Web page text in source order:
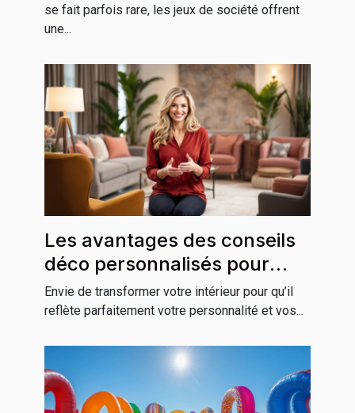
se fait parfois rare, les jeux de société offrent
une...
Les avantages des conseils
déco personnalisés pour
votre habitation
Envie de transformer votre intérieur pour qu’il
reflète parfaitement votre personnalité et vos...